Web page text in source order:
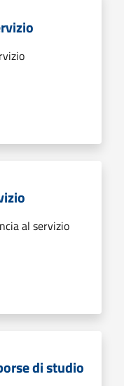
al servizio
di studio